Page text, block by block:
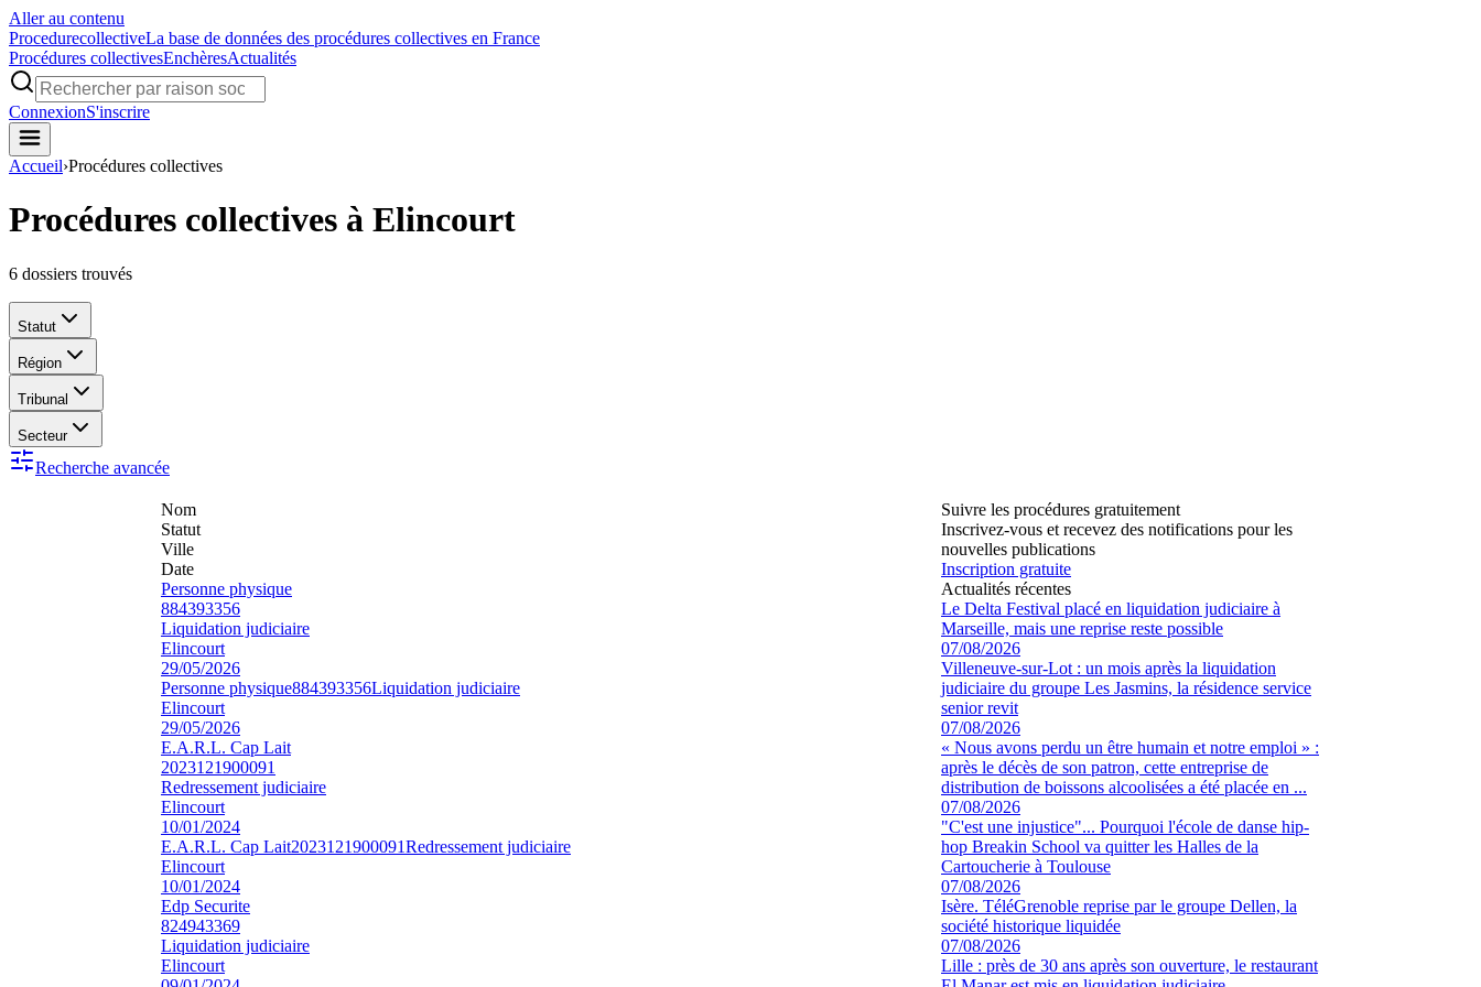
Aller au contenu
ProcedurecollectiveLa base de données des procédures collectives en France
Procédures collectivesEnchèresActualités
ConnexionS'inscrire
Accueil›Procédures collectives
Procédures collectives à Elincourt
6 dossiers trouvés
Statut
Région
Tribunal
Secteur
Recherche avancée
Nom
Statut
Ville
Date
Personne physique
884393356
Liquidation judiciaire
Elincourt
29/05/2026
Personne physique884393356Liquidation judiciaire
Elincourt
29/05/2026
E.A.R.L. Cap Lait
2023121900091
Redressement judiciaire
Elincourt
10/01/2024
E.A.R.L. Cap Lait2023121900091Redressement judiciaire
Elincourt
10/01/2024
Edp Securite
824943369
Liquidation judiciaire
Elincourt
Suivre les procédures gratuitement
Inscrivez-vous et recevez des notifications pour les
nouvelles publications
Inscription gratuite
Actualités récentes
Le Delta Festival placé en liquidation judiciaire à
Marseille, mais une reprise reste possible
07/08/2026
Villeneuve-sur-Lot : un mois après la liquidation
judiciaire du groupe Les Jasmins, la résidence service
senior revit
07/08/2026
« Nous avons perdu un être humain et notre emploi » :
après le décès de son patron, cette entreprise de
distribution de boissons alcoolisées a été placée en ...
07/08/2026
"C'est une injustice"... Pourquoi l'école de danse hip-
hop Breakin School va quitter les Halles de la
Cartoucherie à Toulouse
07/08/2026
Isère. TéléGrenoble reprise par le groupe Dellen, la
société historique liquidée
07/08/2026
Lille : près de 30 ans après son ouverture, le restaurant